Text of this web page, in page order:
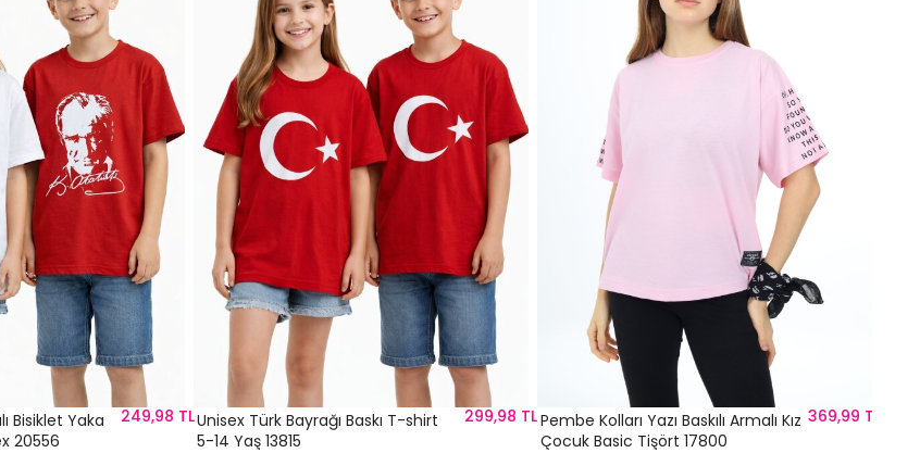
Bisiklet Yaka
20556
249,98 TLUnisex Türk Bayrağı Baskı T-shirt
5-14 Yaş 13815
299,98 TLPembe Kolları Yazı Baskılı Armalı Kız
Çocuk Basic Tişört 17800
369,99 TL